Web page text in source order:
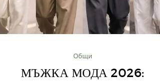
Общи
МЪЖКА МОДА 2026: